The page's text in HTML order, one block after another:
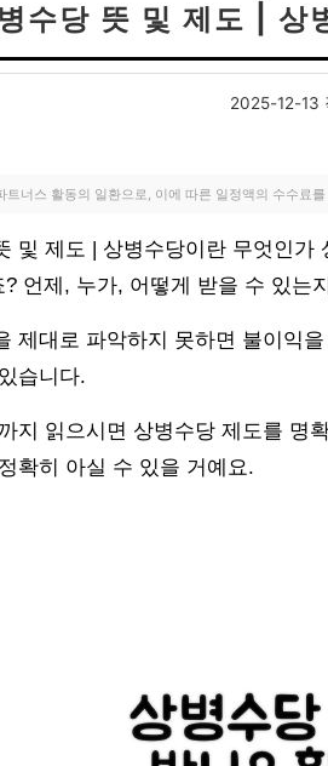
수당 뜻 및 제도 | 상
2025-12-13
트너스 활동의 일환으로, 이에 따른 일정액의 수수료
및 제도 | 상병수당이란 무엇인
? 언제, 누가, 어떻게 받을 수 있는
제대로 파악하지 못하면 불이익
습니다.
지 읽으시면 상병수당 제도를 명
확히 아실 수 있을 거예요.